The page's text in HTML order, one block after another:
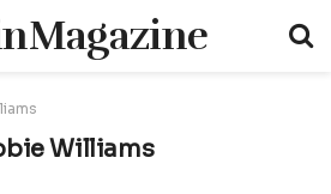
Williams